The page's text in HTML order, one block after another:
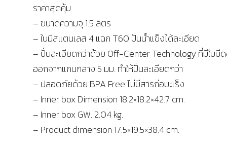
ราคาสุดคุ้ม
– ขนาดความจุ 1.5 ลิตร
– ใบมีสแตนเลส 4 แฉก T60 ปั่นน้ำแข็งได้ละเอียด
– ปั่นละเอียดกว่าด้วย Off-Center Technology ที่มีใบมี
ออกจากแกนกลาง 5 มม. ทำให้ปั่นละเอียดกว่า
– ปลอดภัยด้วย BPA Free ไม่มีสารก่อมะเร็ง
– Inner box Dimension 18.2×18.2×42.7 cm.
– Inner box GW. 2.04 kg.
– Product dimension 17.5×19.5×38.4 cm.